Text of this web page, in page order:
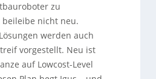
zu
nicht neu.
werden auch
vorgestellt. Neu ist
auf Lowcost-Level